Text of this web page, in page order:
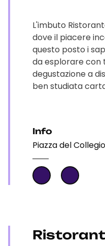
L'imbuto
dove il piacere
questo posto i
da esplorare con
degustazione a
ben studiata
Info
Piazza del